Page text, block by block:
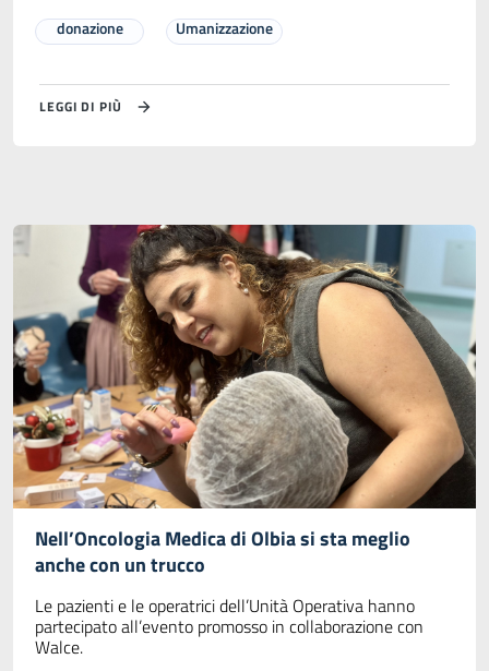
donazione Umanizzazione
LEGGI DI PIÙ
Nell’Oncologia Medica di Olbia si sta meglio
anche con un trucco
Le pazienti e le operatrici dell’Unità Operativa hanno
partecipato all’evento promosso in collaborazione con
Walce.